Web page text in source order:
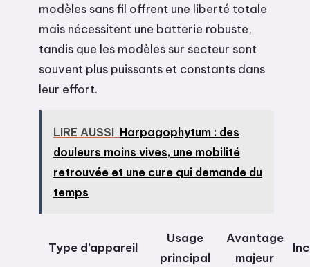
modèles sans fil offrent une liberté totale
mais nécessitent une batterie robuste,
tandis que les modèles sur secteur sont
souvent plus puissants et constants dans
leur effort.
LIRE AUSSI Harpagophytum : des
douleurs moins vives, une mobilité
retrouvée et une cure qui demande du
temps
Type d’appareil
Usage
principal
Avantage
majeur